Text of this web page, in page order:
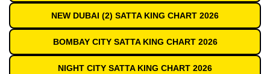
NEW DUBAI (2) SATTA KING CHART 2026
BOMBAY CITY SATTA KING CHART 2026
NIGHT CITY SATTA KING CHART 2026